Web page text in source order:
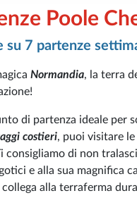
Poole
su 7 partenze
Normandia, la terra
di partenza ideale per
costieri, puoi visitare
consigliamo di non
e alla sua magnifica
alla terraferma